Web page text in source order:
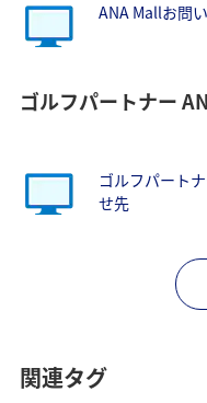
ANA Mallお問
ゴルフパートナー
ゴルフパート
せ先
関連タグ